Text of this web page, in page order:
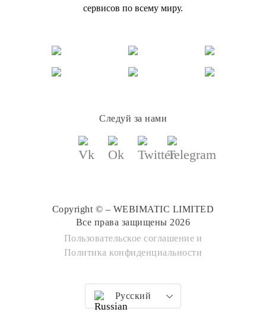
сервисов по всему миру.
Следуй за нами
Copyright © – WEBIMATIC LIMITED
Все права защищены 2026
Пользовательское соглашение и
Политика конфиденциальности
Русский